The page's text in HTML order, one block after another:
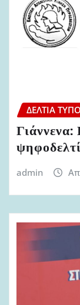
ΔΕΛΤΊΑ
Γιάννενα:
admin